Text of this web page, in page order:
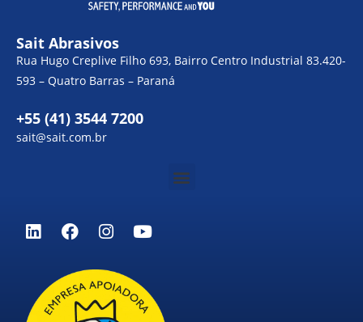
Sait Abrasivos
Rua Hugo Creplive Filho 693, Bairro Centro Industrial 83.420-
593 – Quatro Barras – Paraná
+55 (41) 3544 7200
sait@sait.com.br
Menu
L
i
e
d
F
a
e
b
o
I
n
t
a
g
Y
o
u
b